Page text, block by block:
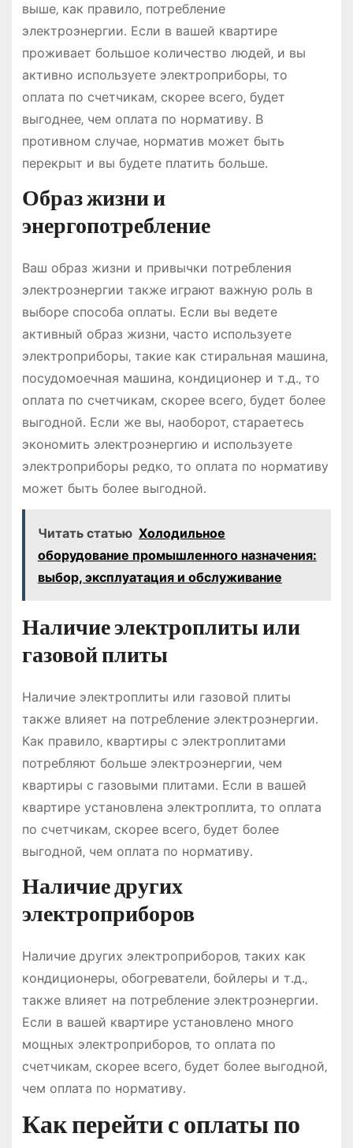
выше‚ как правило‚ потребление
электроэнергии․ Если в вашей квартире
проживает большое количество людей‚ и вы
активно используете электроприборы‚ то
оплата по счетчикам‚ скорее всего‚ будет
выгоднее‚ чем оплата по нормативу․ В
противном случае‚ норматив может быть
перекрыт и вы будете платить больше․
Образ жизни и
энергопотребление
Ваш образ жизни и привычки потребления
электроэнергии также играют важную роль в
выборе способа оплаты․ Если вы ведете
активный образ жизни‚ часто используете
электроприборы‚ такие как стиральная машина‚
посудомоечная машина‚ кондиционер и т․д․‚ то
оплата по счетчикам‚ скорее всего‚ будет более
выгодной․ Если же вы‚ наоборот‚ стараетесь
экономить электроэнергию и используете
электроприборы редко‚ то оплата по нормативу
может быть более выгодной․
Читать статью Холодильное
оборудование промышленного назначения:
выбор, эксплуатация и обслуживание
Наличие электроплиты или
газовой плиты
Наличие электроплиты или газовой плиты
также влияет на потребление электроэнергии․
Как правило‚ квартиры с электроплитами
потребляют больше электроэнергии‚ чем
квартиры с газовыми плитами․ Если в вашей
квартире установлена электроплита‚ то оплата
по счетчикам‚ скорее всего‚ будет более
выгодной‚ чем оплата по нормативу․
Наличие других
электроприборов
Наличие других электроприборов‚ таких как
кондиционеры‚ обогреватели‚ бойлеры и т․д․‚
также влияет на потребление электроэнергии․
Если в вашей квартире установлено много
мощных электроприборов‚ то оплата по
счетчикам‚ скорее всего‚ будет более выгодной‚
чем оплата по нормативу․
Как перейти с оплаты по